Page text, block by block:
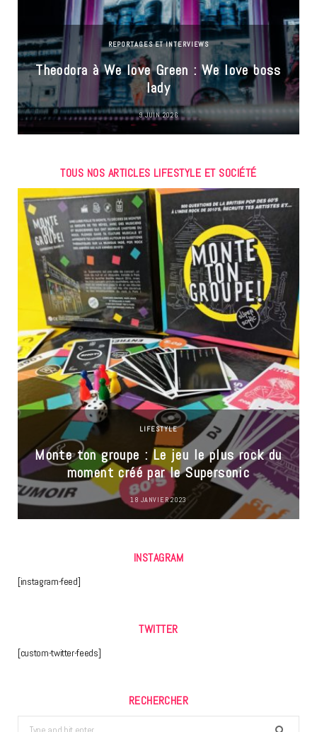
REPORTAGES ET INTERVIEWS
Theodora à We love Green : We love boss
lady
9 JUIN 2026
TOUS NOS ARTICLES LIFESTYLE ET SOCIÉTÉ
LIFESTYLE
Monte ton groupe : Le jeu le plus rock du
moment créé par le Supersonic
18 JANVIER 2023
INSTAGRAM
[instagram-feed]
TWITTER
[custom-twitter-feeds]
RECHERCHER
Search